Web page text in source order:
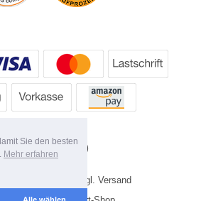
Sie den besten
Mehr erfahren
inkl. MwSt. evtl. zzgl. Versand